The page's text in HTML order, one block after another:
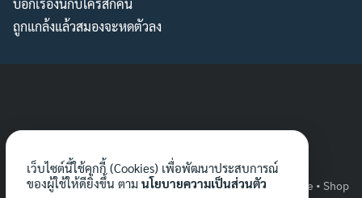
บอกเรื่องนี้กับใครสักคน
ถูกแกล้งแล้วสมองจะหดตัวลง
News • Media • Donate • Shop
เว็บไซต์นี้ใช้คุกกี้ (Cookies) เพื่อพัฒนาประสบการณ์
ของผู้ใช้ให้ดียิ่งขึ้น ตาม นโยบายความเป็นส่วนตัว